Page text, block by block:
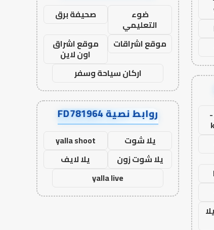
Yalla Live - يلا
ضوء
التعليمي
صحيفة برق
موقع اشراقات
موقع اشراق
اون لاين
اركان سياحة وسفر
روابط نصية FD781964
يلا شوت
yalla shoot
يلا شوت زون
يلا لايف
yalla live